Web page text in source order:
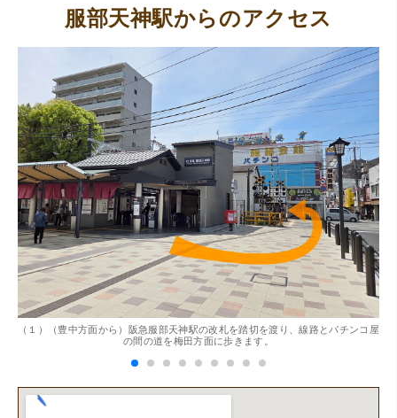
服部天神駅からのアクセス
（１）（豊中方面から）阪急服部天神駅の改札を踏切を渡り、線路とパチンコ屋
の間の道を梅田方面に歩きます。